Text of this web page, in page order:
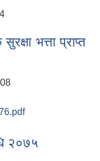
भत्ता प्राप्त
२०७५